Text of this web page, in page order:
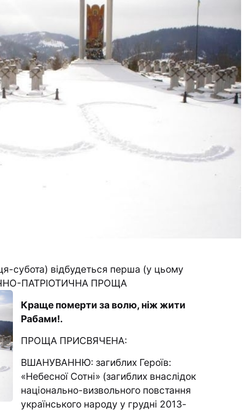
субота) відбудеться перша (у цьому
ПАТРІОТИЧНА ПРОЩА
Краще померти за волю, ніж жити
Рабами!.
ПРОЩА ПРИСВЯЧЕНА:
ВШАНУВАННЮ: загиблих Героїв:
«Небесної Сотні» (загиблих внаслідок
національно-визвольного повстання
українського народу у грудні 2013-